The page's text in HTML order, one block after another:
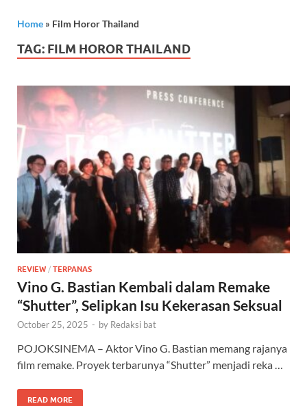
Home » Film Horor Thailand
TAG: FILM HOROR THAILAND
REVIEW / TERPANAS
Vino G. Bastian Kembali dalam Remake
“Shutter”, Selipkan Isu Kekerasan Seksual
October 25, 2025 - by Redaksi bat
POJOKSINEMA – Aktor Vino G. Bastian memang rajanya
film remake. Proyek terbarunya “Shutter” menjadi reka …
READ MORE